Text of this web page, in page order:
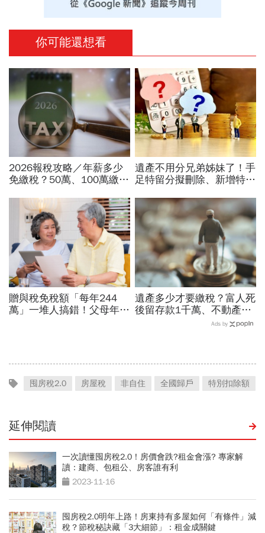
你可能還想看
2026報稅攻略／年薪多少
免繳稅？50萬、100萬繳多
額、扶養親屬…綜所稅懶人
遺產不用分兄弟姊妹了！手
足特留分擬刪除、新增特別
決定，修法重點一次看
贈與稅免稅額「每年244
萬」一堆人搞錯！父母年贈
遺產多少才要繳稅？富人死
後留存款1千萬、不動產5
千萬...為何國稅局一毛遺產
Ads by
囤房稅2.0 房屋稅 非自住 全國歸戶 特別扣除額
延伸閱讀
一次讀懂囤房稅2.0！房價會跌?租金會漲? 專家解
讀：建商、包租公、房客誰有利
2023-11-16
囤房稅2.0明年上路！房東持有多屋如何「有條件」減
稅？節稅秘訣藏「3大細節」：租金成關鍵